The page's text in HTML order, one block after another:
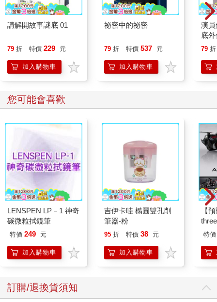
請解開故事謎底 01
79 折 特價 229 元
加入購物車
祕密中的祕密
79 折 特價 537 元
加入購物車
演
底
79 折
您可能會喜歡
LENSPEN LP－1 神奇
碳微粒拭鏡筆
特價 249 元
加入購物車
吉伊卡哇 橢圓雙孔削
筆器-粉
95 折 特價 38 元
加入購物車
【
VA
特價
訂購/退換貨須知